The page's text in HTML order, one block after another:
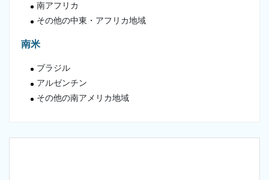
南アフリカ
その他の中東・アフリカ地域
南米
ブラジル
アルゼンチン
その他の南アメリカ地域